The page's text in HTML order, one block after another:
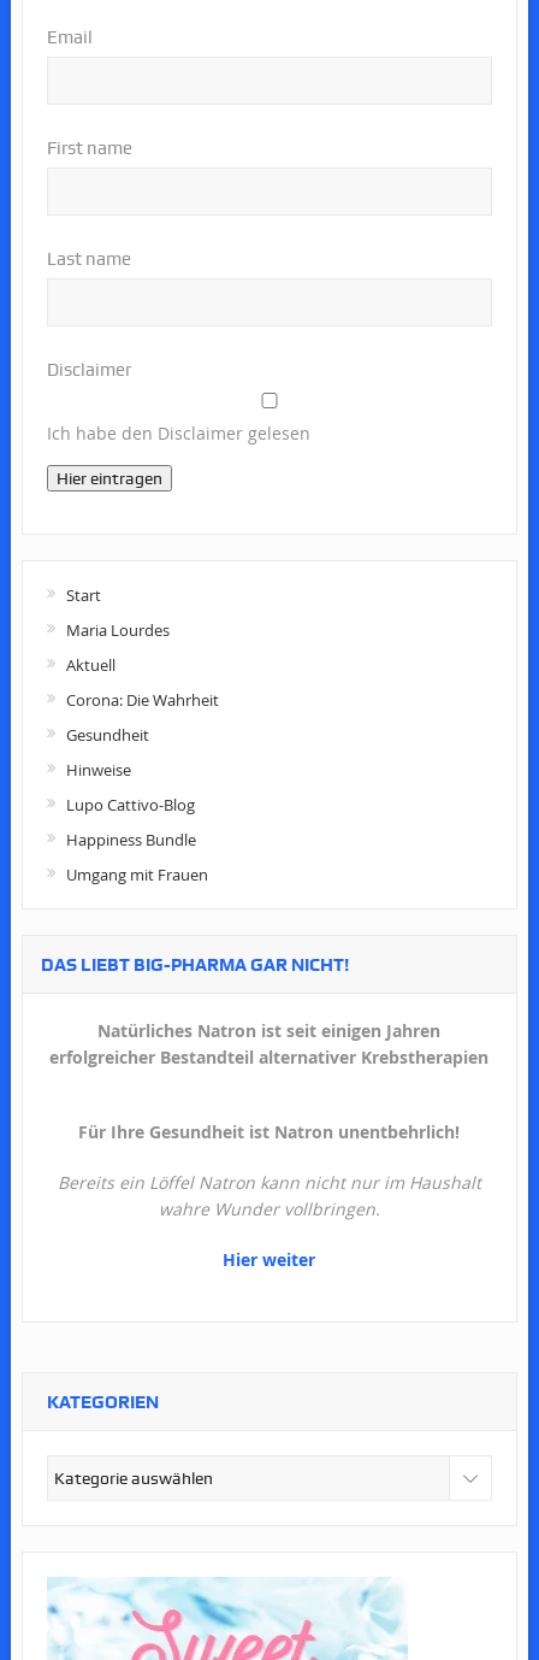
Email
First name
Last name
Disclaimer
Ich habe den Disclaimer gelesen
Hier eintragen
Start
Maria Lourdes
Aktuell
Corona: Die Wahrheit
Gesundheit
Hinweise
Lupo Cattivo-Blog
Happiness Bundle
Umgang mit Frauen
DAS LIEBT BIG-PHARMA GAR NICHT!
Natürliches Natron ist seit einigen Jahren
erfolgreicher Bestandteil alternativer Krebstherapien
Für Ihre Gesundheit ist Natron unentbehrlich!
Bereits ein Löffel Natron kann nicht nur im Haushalt
wahre Wunder vollbringen.
Hier weiter
KATEGORIEN